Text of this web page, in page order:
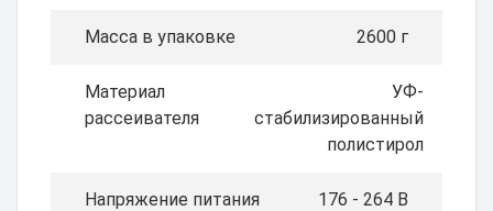
Масса в упаковке 2600 г
Материал
рассеивателя
УФ-
стабилизированный
полистирол
Напряжение питания 176 - 264 В